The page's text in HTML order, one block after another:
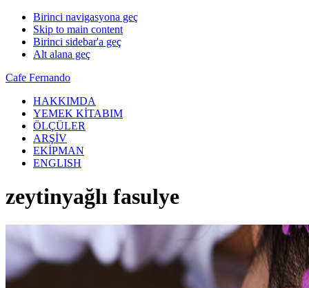
Birinci navigasyona geç
Skip to main content
Birinci sidebar'a geç
Alt alana geç
Cafe Fernando
HAKKIMDA
YEMEK KİTABIM
ÖLÇÜLER
ARŞİV
EKİPMAN
ENGLISH
zeytinyağlı fasulye